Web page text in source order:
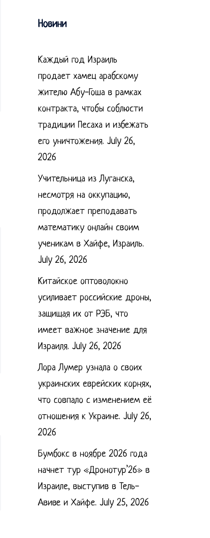
Новини
Каждый год Израиль
продает хамец арабскому
жителю Абу-Гоша в рамках
контракта, чтобы соблюсти
традиции Песаха и избежать
его уничтожения. July 26,
2026
Учительница из Луганска,
несмотря на оккупацию,
продолжает преподавать
математику онлайн своим
ученикам в Хайфе, Израиль.
July 26, 2026
Китайское оптоволокно
усиливает российские дроны,
защищая их от РЭБ, что
имеет важное значение для
Израиля. July 26, 2026
Лора Лумер узнала о своих
украинских еврейских корнях,
что совпало с изменением её
отношения к Украине. July 26,
2026
Бумбокс в ноябре 2026 года
начнет тур «Дронотур’26» в
Израиле, выступив в Тель-
Авиве и Хайфе. July 25, 2026